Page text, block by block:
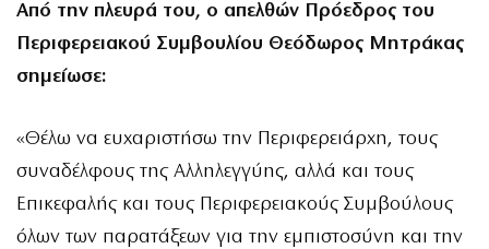
Από την πλευρά του, ο απελθών Πρόεδρος του
Περιφερειακού Συμβουλίου Θεόδωρος Μητράκας
σημείωσε:
«Θέλω να ευχαριστήσω την Περιφερειάρχη, τους
συναδέλφους της Αλληλεγγύης, αλλά και τους
Επικεφαλής και τους Περιφερειακούς Συμβούλους
όλων των παρατάξεων για την εμπιστοσύνη και την